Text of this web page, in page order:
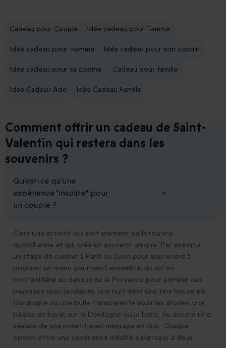
Cadeau pour Couple Idée cadeau pour Femme
Idée cadeau pour Homme Idée cadeau pour son copain
Idée cadeau pour sa copine Cadeau pour famille
Idée Cadeau Ado Idée Cadeau Famille
Comment offrir un cadeau de Saint-
Valentin qui restera dans les
souvenirs ?
Qu’est-ce qu’une
expérience "insolite" pour
un couple ?
C’est une activité qui sort vraiment de la routine
quotidienne et qui crée un souvenir unique. Par exemple :
un stage de cuisine à Paris ou Lyon pour apprendre à
préparer un menu gourmand ensemble, un vol en
montgolfière au-dessus de la Provence pour admirer des
paysages spectaculaires, une nuit dans une tiny house en
Dordogne ou une bulle transparente sous les étoiles, une
balade en kayak sur la Dordogne ou la Loire, ou encore une
séance de spa privatif avec massage en duo. Chaque
option offre une expérience inédite à partager à deux.